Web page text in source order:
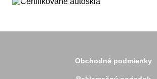
Beluša
Čadca
Obchodné podmienky